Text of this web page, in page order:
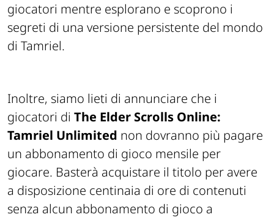
giocatori mentre esplorano e scoprono i
segreti di una versione persistente del mondo
di Tamriel.
Inoltre, siamo lieti di annunciare che i
giocatori di The Elder Scrolls Online:
Tamriel Unlimited non dovranno più pagare
un abbonamento di gioco mensile per
giocare. Basterà acquistare il titolo per avere
a disposizione centinaia di ore di contenuti
senza alcun abbonamento di gioco a